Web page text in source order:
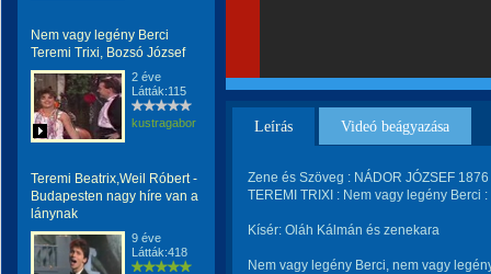
Nem vagy legény Berci
Teremi Trixi, Bozsó József
2 éve
Látták:115
kustragabor
Teremi Beatrix,Weil Róbert -
Budapesten nagy híre van a
lánynak
9 éve
Látták:418
Leírás Videó beágyazása
Zene és Szöveg : NÁDOR JÓZSEF
TEREMI TRIXI : Nem vagy legény Berci :
Kísér: Oláh Kálmán és zenekara
Nem vagy legény Berci, nem vagy